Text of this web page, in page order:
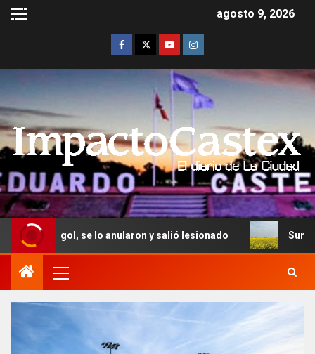
agosto 9, 2026
lo anularon y salió lesionado Suman 160.000